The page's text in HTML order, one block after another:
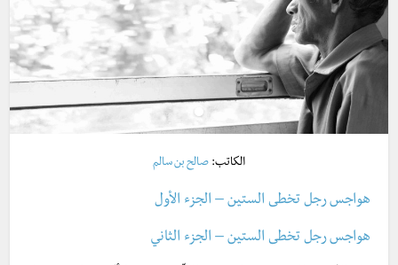
الكاتب: صالح بن سالم
هواجس رجل تخطى الستين – الجزء الأول
هواجس رجل تخطى الستين – الجزء الثاني